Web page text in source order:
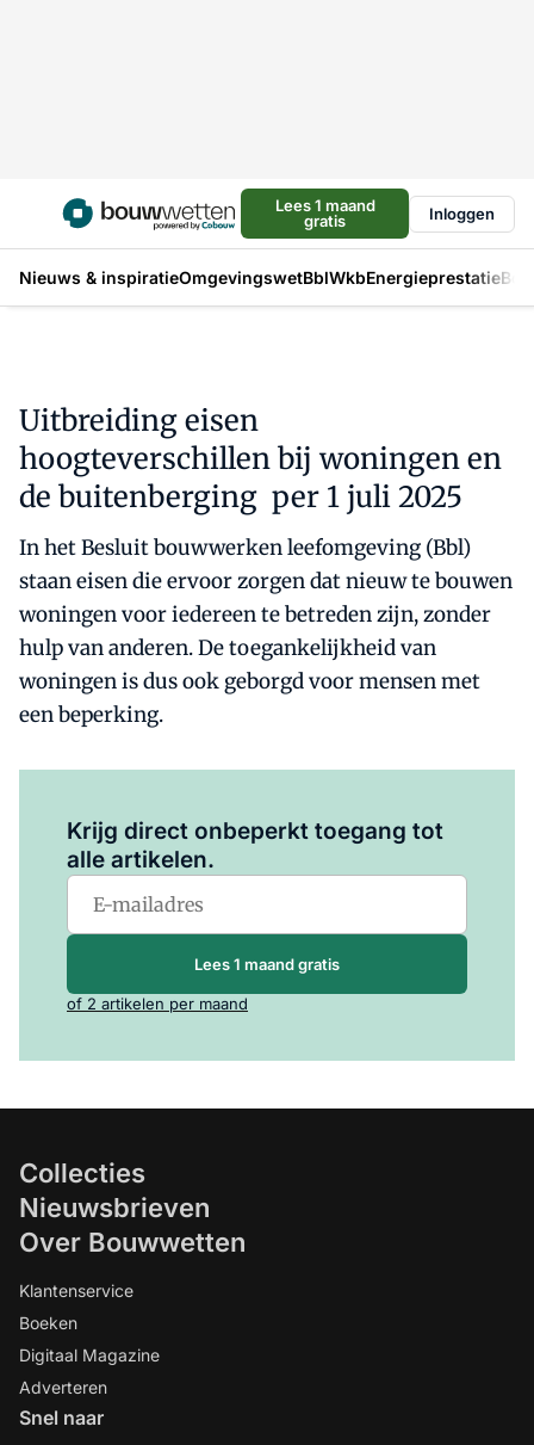
Lees 1 maand
gratis
Inloggen
Nieuws & inspiratieOmgevingswetBblWkbEnergieprestatie
Uitbreiding eisen
hoogteverschillen bij woningen en
de buitenberging per 1 juli 2025
In het Besluit bouwwerken leefomgeving (Bbl)
staan eisen die ervoor zorgen dat nieuw te bouwen
woningen voor iedereen te betreden zijn, zonder
hulp van anderen. De toegankelijkheid van
woningen is dus ook geborgd voor mensen met
een beperking.
Krijg direct onbeperkt toegang tot
alle artikelen.
Lees 1 maand gratis
of 2 artikelen per maand
Collecties
Nieuwsbrieven
Over Bouwwetten
Klantenservice
Boeken
Digitaal Magazine
Adverteren
Snel naar